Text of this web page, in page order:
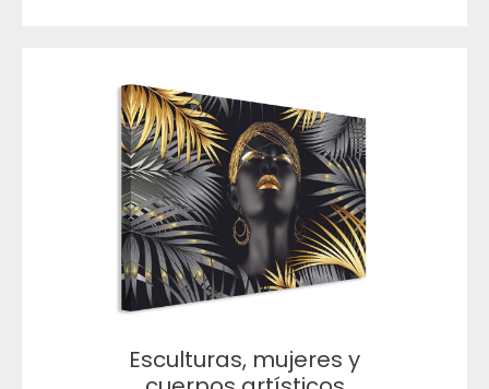
Esculturas, mujeres y